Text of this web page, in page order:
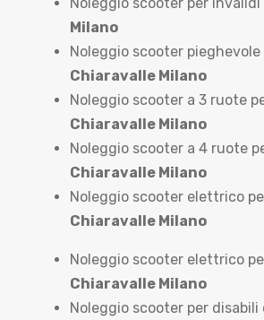
Milano
Noleggio scooter
Chiaravalle Milano
Noleggio scooter a 3 ruote
Chiaravalle Milano
Noleggio scooter a 4 ruote
Chiaravalle Milano
Noleggio scooter elettrico
Chiaravalle Milano
Noleggio scooter elettrico
Chiaravalle Milano
Noleggio scooter per disabili